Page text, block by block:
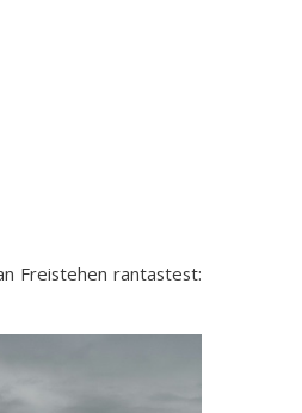
Freistehen rantastest: